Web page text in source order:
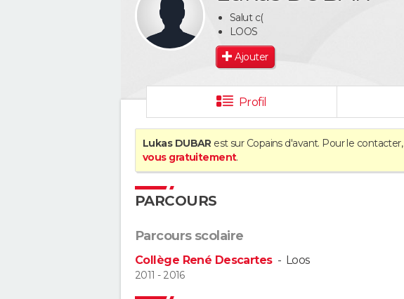
Salut c(
LOOS
Ajouter
Profil
Lukas DUBAR est sur Copains d'avant. Pour le contacter,
vous gratuitement.
PARCOURS
Parcours scolaire
Collège René Descartes- Loos
2011 - 2016